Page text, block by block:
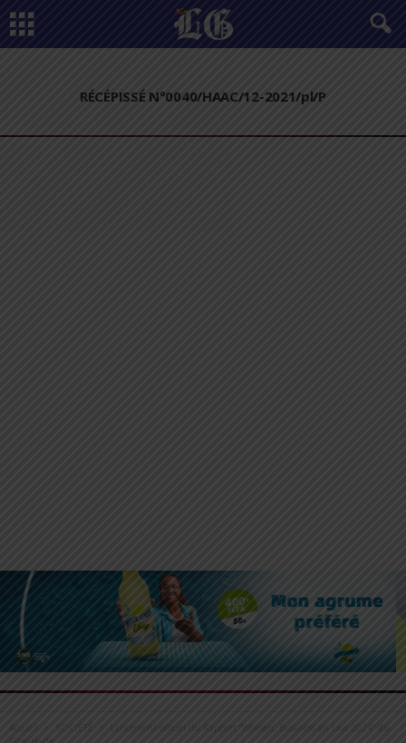
RÉCÉPISSÉ N°0040/HAAC/12-2021/pl/P
Accueil
Lancement officiel du Rapport “Women, Business an Law 2024” du